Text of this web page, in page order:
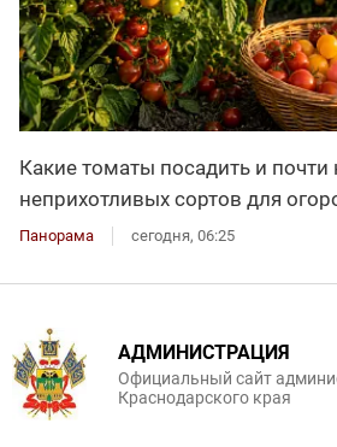
Какие томаты посадить и почти
неприхотливых сортов для
Панорама сегодня, 06:25
АДМИНИСТРАЦИЯ
Официальный сайт
Краснодарского края